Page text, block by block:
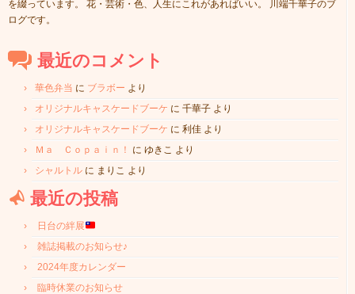
を綴っています。 花・芸術・色、人生にこれがあればいい。 川端千華子のブ
ログです。
最近のコメント
華色弁当 に ブラボー より
オリジナルキャスケードブーケ に 千華子 より
オリジナルキャスケードブーケ に 利佳 より
Ｍａ Ｃｏｐａｉｎ！
に ゆきこ より
シャルトル に まりこ より
最近の投稿
日台の絆展
雑誌掲載のお知らせ♪
2024年度カレンダー
臨時休業のお知らせ